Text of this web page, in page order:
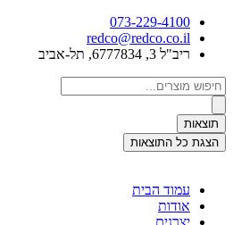
073-229-4100
redco@redco.co.il
ריב"ל 3, 6777834, תל-אביב
תוצאות
הצגת כל התוצאות
עמוד הבית
אודות
יצרנים